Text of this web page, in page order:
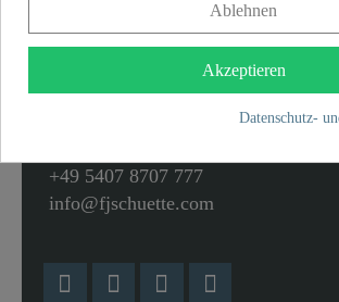
Franz Joseph Schütte GmbH
49134 Wallenhorst
+49 5407 8707 777
info@fjschuette.com
Ablehnen
Akzeptieren
Datenschutz-